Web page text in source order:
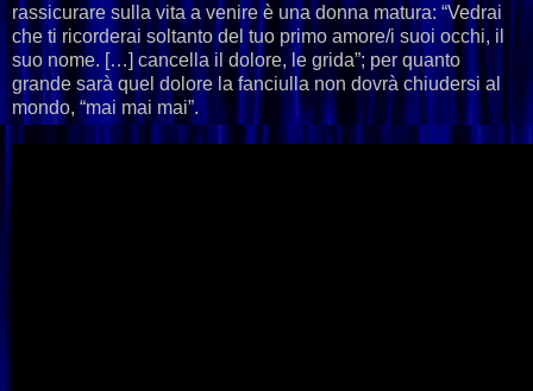
rassicurare sulla vita a venire è una donna matura: “Vedrai
che ti ricorderai soltanto del tuo primo amore/i suoi occhi, il
suo nome. […] cancella il dolore, le grida”; per quanto
grande sarà quel dolore la fanciulla non dovrà chiudersi al
mondo, “mai mai mai”.